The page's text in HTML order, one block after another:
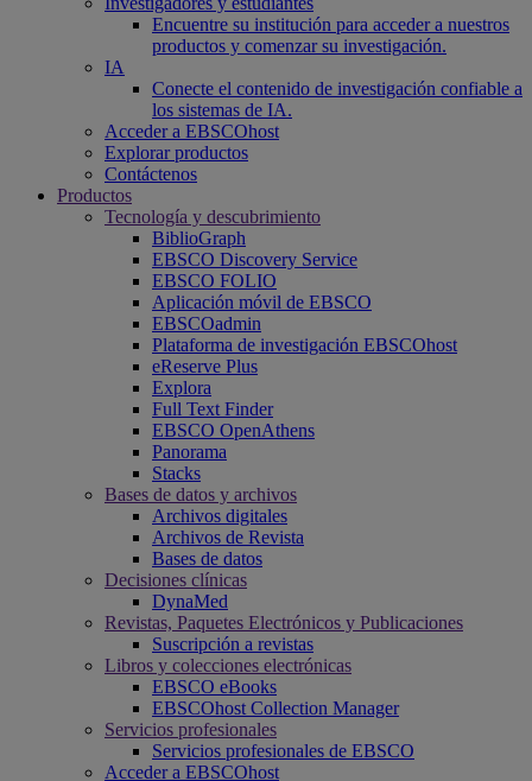
Encuentre su institución para acceder a nuestros
productos y comenzar su investigación.
IA
Conecte el contenido de investigación confiable a
los sistemas de IA.
Acceder a EBSCOhost
Explorar productos
Contáctenos
Productos
Tecnología y descubrimiento
BiblioGraph
EBSCO Discovery Service
EBSCO FOLIO
Aplicación móvil de EBSCO
EBSCOadmin
Plataforma de investigación EBSCOhost
eReserve Plus
Explora
Full Text Finder
EBSCO OpenAthens
Panorama
Stacks
Bases de datos y archivos
Archivos digitales
Archivos de Revista
Bases de datos
Decisiones clínicas
DynaMed
Revistas, Paquetes Electrónicos y Publicaciones
Suscripción a revistas
Libros y colecciones electrónicas
EBSCO eBooks
EBSCOhost Collection Manager
Servicios profesionales
Servicios profesionales de EBSCO
Acceder a EBSCOhost